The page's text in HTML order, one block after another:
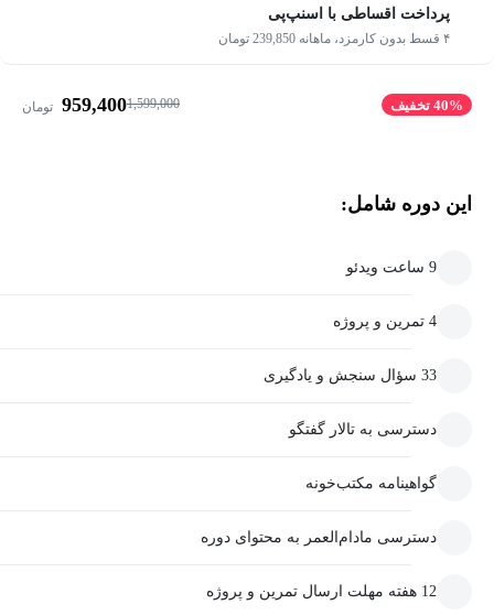
پرداخت اقساطی با اسنپ‌پی
۴ قسط بدون کارمزد، ماهانه 239,850 تومان
40% تخفیف 1,599,000
959,400 تومان
این دوره شامل:
9 ساعت ویدئو
4 تمرین و پروژه
33 سؤال سنجش و یادگیری
دسترسی به تالار گفتگو
گواهینامه مکتب‌خونه
دسترسی مادام‌العمر به محتوای دوره
12 هفته مهلت ارسال تمرین و پروژه